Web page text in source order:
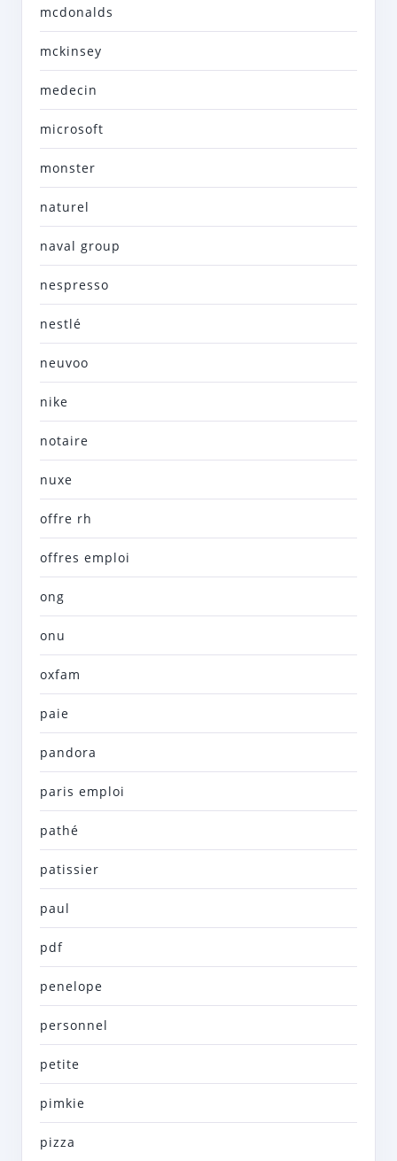
mcdonalds
mckinsey
medecin
microsoft
monster
naturel
naval group
nespresso
nestlé
neuvoo
nike
notaire
nuxe
offre rh
offres emploi
ong
onu
oxfam
paie
pandora
paris emploi
pathé
patissier
paul
pdf
penelope
personnel
petite
pimkie
pizza